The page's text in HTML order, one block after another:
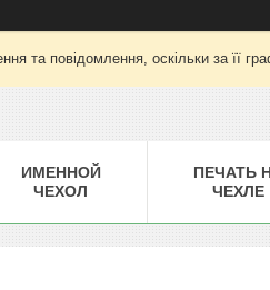
та повідомлення, оскільки за її
ИМЕННОЙ
ЧЕХОЛ
ПЕЧАТЬ
ЧЕХЛЕ